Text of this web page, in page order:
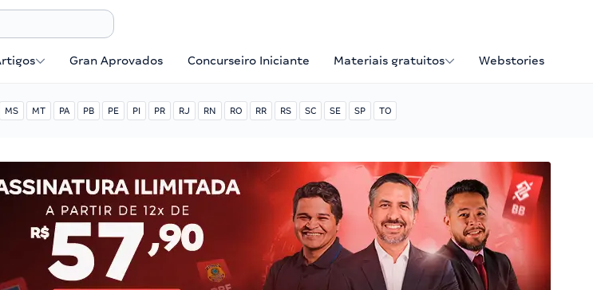
Gran Aprovados Concurseiro Iniciante Materiais gratuitos Webstories
MS MT PA PB PE PI PR RJ RN RO RR RS SC SE SP TO